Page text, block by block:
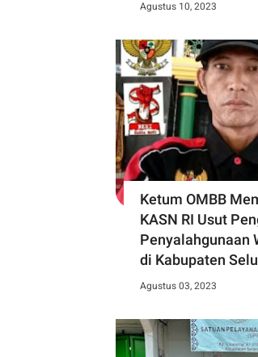
Agustus 10, 2023
Ketum OMBB
KASN RI Usut
Penyalahgunaan
di Kabupaten
Agustus 03, 2023